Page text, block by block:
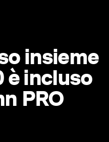
insieme
è incluso
PRO